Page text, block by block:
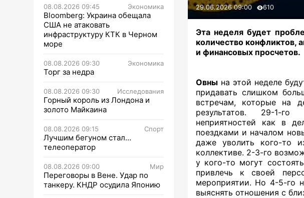
08.08.2026 09:45 Экономика
Bloomberg: Украина обещала
США не атаковать
инфраструктуру КТК в Черном
море
08.08.2026 09:30 Экономика
Торг за недра
08.08.2026 09:30 Исследования
Горный король из Лондона и
золото Майкаина
08.08.2026 09:15 Спорт
Лучшим бегуном стал…
телеоператор
08.08.2026 09:00 Мир
Переговоры в Вене. Удар по
танкеру. КНДР осудила Японию
29.06.2026 09:00 610
Эта неделя будет
количество конфликтов,
и финансовых просчетов.
Овнына этой неделе
придавать слишком
встречам, которые на
результатов. 29-1-
неприятностей как в
поездками и началом
даже уволить кого-то
коллективе. 2-3-го
у кого-то могут
привлечь к своей
мероприятии. Но 4-5-го
выяснять отношения с